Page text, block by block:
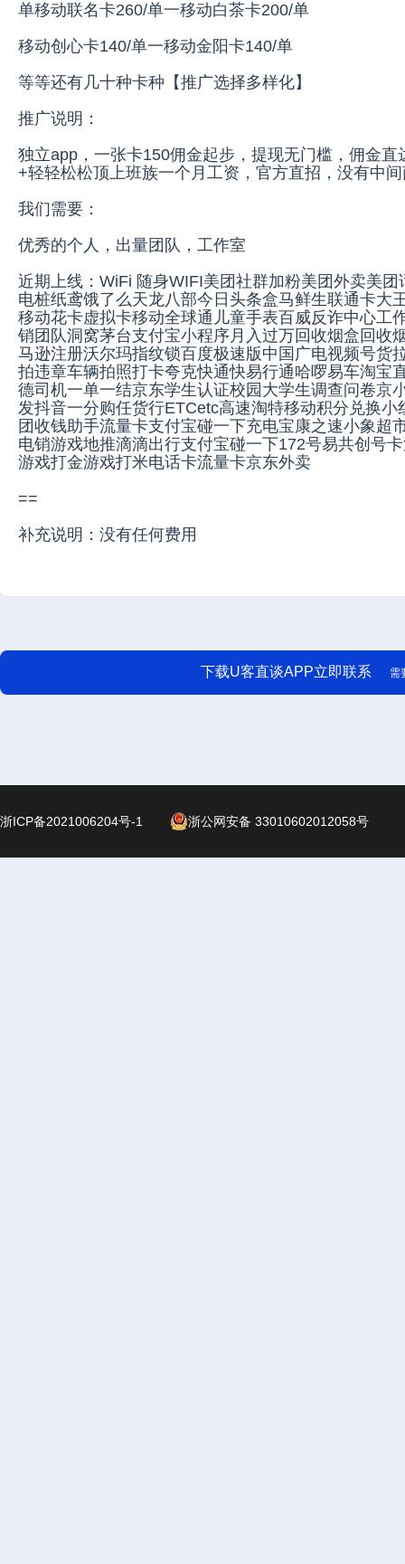
单移动联名卡260/单一移动白茶卡200/单
移动创心卡140/单一移动金阳卡140/单
等等还有几十种卡种【推广选择多样化】
推广说明：
独立app，一张卡150佣金起步，提现无门槛，佣金
+轻轻松松顶上班族一个月工资，官方直招，没有中
我们需要：
优秀的个人，出量团队，工作室
近期上线：WiFi 随身WIFI美团社群加粉美团外卖美
电桩纸鸢饿了么天龙八部今日头条盒马鲜生联通卡大
移动花卡虚拟卡移动全球通儿童手表百威反诈中心工
销团队洞窝茅台支付宝小程序月入过万回收烟盒回收
马逊注册沃尔玛指纹锁百度极速版中国广电视频号货
拍违章车辆拍照打卡夸克快通快易行通哈啰易车淘宝
德司机一单一结京东学生认证校园大学生调查问卷京
发抖音一分购任货行ETCetc高速淘特移动积分兑换
团收钱助手流量卡支付宝碰一下充电宝康之速小象超
电销游戏地推滴滴出行支付宝碰一下172号易共创号
游戏打金游戏打米电话卡流量卡京东外卖
==
补充说明：没有任何费用
下载U客直谈APP立即联系 需
浙ICP备2021006204号-1 浙公网安备 33010602012058号